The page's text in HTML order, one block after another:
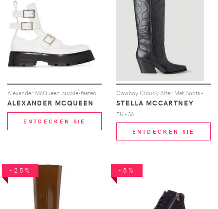
ALEXANDER MCQUEEN
ENTDECKEN SIE
STELLA MCCARTNEY
EU - 36
ENTDECKEN SIE
-25% -8%